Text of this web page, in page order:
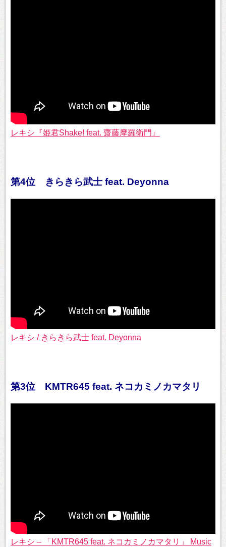
レキシ『姫君Shake! feat. 齋藤摩羅衛門』
第4位 きらきら武士 feat. Deyonna
レキシ / きらきら武士 feat. Deyonna
第3位 KMTR645 feat. ネコカミノカマタリ
レキシ – 「KMTR645 feat. ネコカミノカマタリ」 Music